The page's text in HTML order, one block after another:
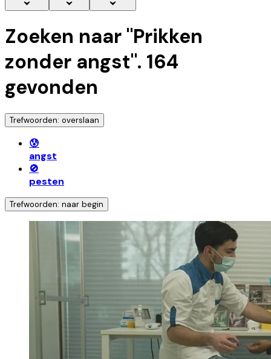
Zoeken naar "Prikken
zonder angst". 164
gevonden
Trefwoorden: overslaan
😰
angst
🚫
pesten
Trefwoorden: naar begin